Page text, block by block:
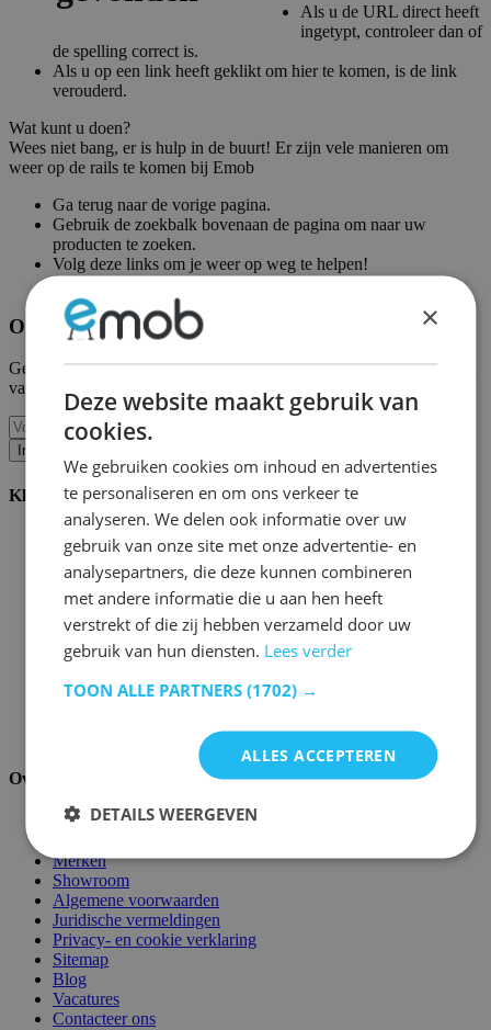
Als u de URL direct heeft
ingetypt, controleer dan of
de spelling correct is.
Als u op een link heeft geklikt om hier te komen, is de link
verouderd.
Wat kunt u doen?
Wees niet bang, er is hulp in de buurt! Er zijn vele manieren om
weer op de rails te komen bij Emob
Ga terug naar de vorige pagina.
Gebruik de zoekbalk bovenaan de pagina om naar uw
producten te zoeken.
Volg deze links om je weer op weg te helpen!
Ontvang onze nieuwe collecties en promoties.
Geef ons uw e-mail en u wordt maandelijks op de hoogte gehouden
van de laatste gebeurtenissen.
Inschrijven
Klantenservice
Bestellen bij Emob
Betaalmogelijkheden
Verzending en levering
Service en garantie
Annuleren of retourneren
Klachten
Montagetips
Wachtwoord vergeten?
Palletopslag & Fulfilment
Over ons
Over ons
Merken
Showroom
Algemene voorwaarden
Juridische vermeldingen
Privacy- en cookie verklaring
Sitemap
Blog
Vacatures
Contacteer ons
×
Deze website maakt gebruik van
cookies.
We gebruiken cookies om inhoud en advertenties
te personaliseren en om ons verkeer te
analyseren. We delen ook informatie over uw
gebruik van onze site met onze advertentie- en
analysepartners, die deze kunnen combineren
met andere informatie die u aan hen heeft
verstrekt of die zij hebben verzameld door uw
gebruik van hun diensten. Lees verder
TOON ALLE PARTNERS (1702) →
ALLES ACCEPTEREN
DETAILS WEERGEVEN